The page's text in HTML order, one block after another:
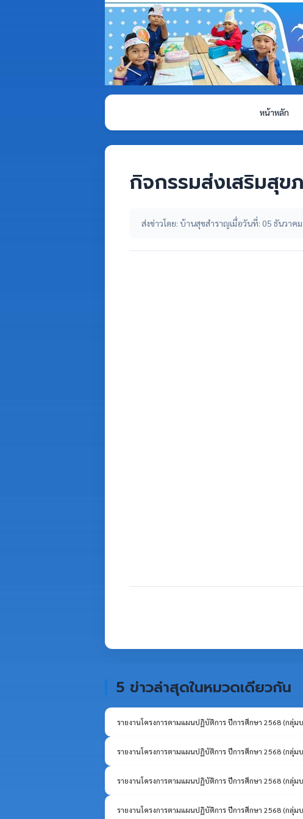
หน้าหลัก
กิจกรรมส่งเสริมสุ
ส่งข่าวโดย: บ้านสุขสำราญเมื่อวันที่: 05 ธันวาค
5 ข่าวล่าสุดในหมวดเดียวกัน
รายงานโครงการตามแผนปฏิบัติการ ปีการศึกษา 2568 (กลุ่ม
รายงานโครงการตามแผนปฏิบัติการ ปีการศึกษา 2568 (กลุ่ม
รายงานโครงการตามแผนปฏิบัติการ ปีการศึกษา 2568 (กลุ่ม
รายงานโครงการตามแผนปฏิบัติการ ปีการศึกษา 2568 (กลุ่ม